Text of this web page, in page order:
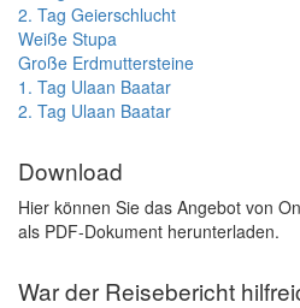
2. Tag Geierschlucht
Weiße Stupa
Große Erdmuttersteine
1. Tag Ulaan Baatar
2. Tag Ulaan Baatar
Download
Hier können Sie das Angebot von
als PDF-Dokument herunterladen.
War der Reisebericht